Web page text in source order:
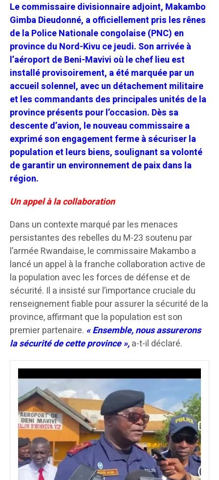
Le commissaire divisionnaire adjoint, Makambo
Gimba Dieudonné, a officiellement pris les rênes
de la Police Nationale congolaise (PNC) en
province du Nord-Kivu ce jeudi. Son arrivée à
l’aéroport de Beni-Mavivi où le chef lieu est
installé provisoirement, a été marquée par un
accueil solennel, avec un détachement militaire
et les commandants des principales unités de la
province présents pour l’occasion. Dès sa
descente d’avion, le nouveau commissaire a
exprimé son engagement ferme à sécuriser la
population et leurs biens, soulignant sa volonté
de garantir un environnement de paix dans la
région.
Un appel à la collaboration
Dans un contexte marqué par les menaces
persistantes des rebelles du M-23 soutenu par
l’armée Rwandaise, le commissaire Makambo a
lancé un appel à la franche collaboration active de
la population avec les forces de défense et de
sécurité. Il a insisté sur l’importance cruciale du
renseignement fiable pour assurer la sécurité de la
province, affirmant que la population est son
premier partenaire. « Ensemble, nous assurerons
la sécurité de cette province »,a-t-il déclaré.